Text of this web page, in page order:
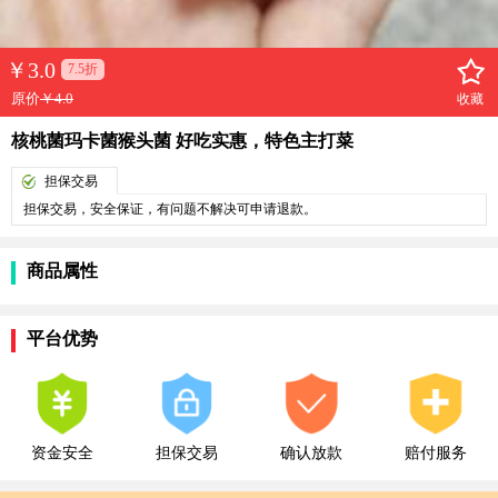
￥ 3.0 7.5折
原价￥4.0 收藏
核桃菌玛卡菌猴头菌 好吃实惠，特色主打菜
担保交易
担保交易，安全保证，有问题不解决可申请退款。
商品属性
平台优势
资金安全 担保交易 确认放款 赔付服务